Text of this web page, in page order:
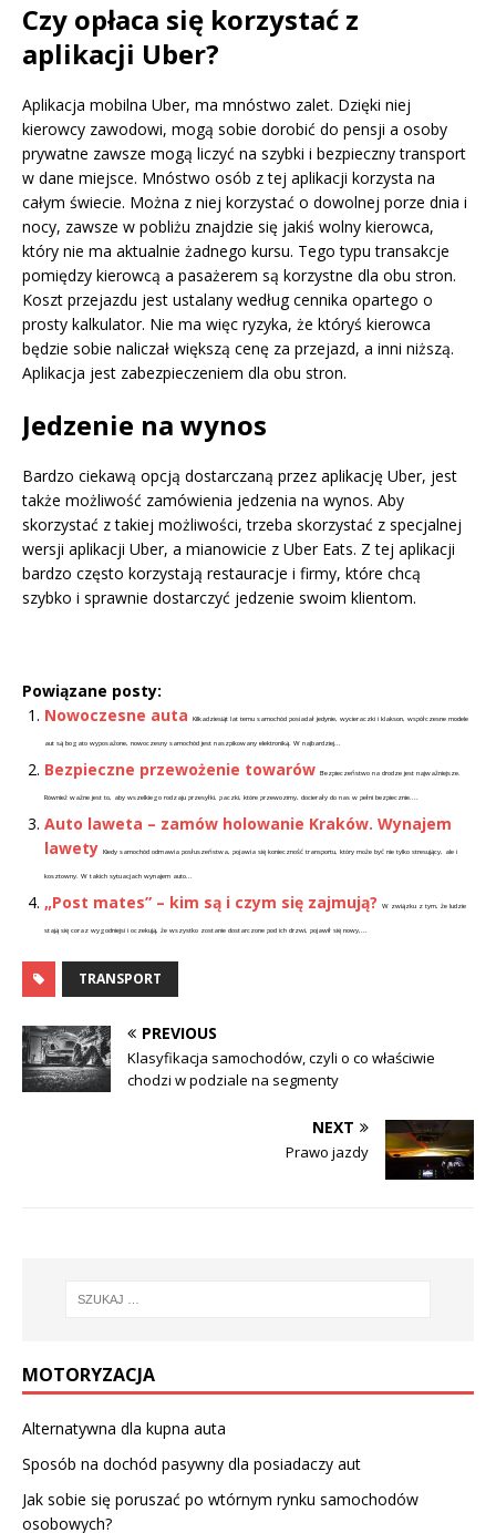
Czy opłaca się korzystać z
aplikacji Uber?
Aplikacja mobilna Uber, ma mnóstwo zalet. Dzięki niej
kierowcy zawodowi, mogą sobie dorobić do pensji a osoby
prywatne zawsze mogą liczyć na szybki i bezpieczny transport
w dane miejsce. Mnóstwo osób z tej aplikacji korzysta na
całym świecie. Można z niej korzystać o dowolnej porze dnia i
nocy, zawsze w pobliżu znajdzie się jakiś wolny kierowca,
który nie ma aktualnie żadnego kursu. Tego typu transakcje
pomiędzy kierowcą a pasażerem są korzystne dla obu stron.
Koszt przejazdu jest ustalany według cennika opartego o
prosty kalkulator. Nie ma więc ryzyka, że któryś kierowca
będzie sobie naliczał większą cenę za przejazd, a inni niższą.
Aplikacja jest zabezpieczeniem dla obu stron.
Jedzenie na wynos
Bardzo ciekawą opcją dostarczaną przez aplikację Uber, jest
także możliwość zamówienia jedzenia na wynos. Aby
skorzystać z takiej możliwości, trzeba skorzystać z specjalnej
wersji aplikacji Uber, a mianowicie z Uber Eats. Z tej aplikacji
bardzo często korzystają restauracje i firmy, które chcą
szybko i sprawnie dostarczyć jedzenie swoim klientom.
Powiązane posty:
Nowoczesne auta
Kilkadziesiąt lat temu samochód posiadał jedynie, wycieraczki i klakson, współczesne modele
aut są bogato wyposażone, nowoczesny samochód jest naszpikowany elektroniką. W najbardziej...
Bezpieczne przewożenie towarów Bezpieczeństwo na drodze jest najważniejsze.
Również ważne jest to, aby wszelkiego rodzaju przesyłki, paczki, które przewozimy, docierały do nas w pełni bezpiecznie....
Auto laweta – zamów holowanie Kraków. Wynajem
lawety Kiedy samochód odmawia posłuszeństwa, pojawia się konieczność transportu, który może być nie tylko stresujący, ale i
kosztowny. W takich sytuacjach wynajem auto...
„Post mates” – kim są i czym się zajmują? W związku z tym, że ludzie
stają się coraz wygodniejsi i oczekują, że wszystko zostanie dostarczone pod ich drzwi, pojawił się nowy,...
TRANSPORT
PREVIOUS
Klasyfikacja samochodów, czyli o co właściwie
chodzi w podziale na segmenty
NEXT
Prawo jazdy
MOTORYZACJA
Alternatywna dla kupna auta
Sposób na dochód pasywny dla posiadaczy aut
Jak sobie się poruszać po wtórnym rynku samochodów
osobowych?